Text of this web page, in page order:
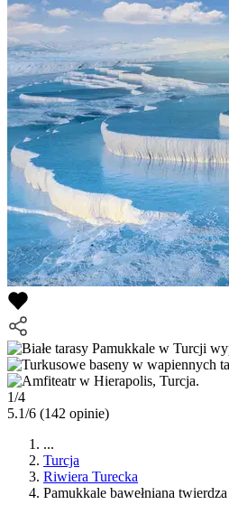
1/4
5.1/6 (142 opinie)
...
Turcja
Riwiera Turecka
Pamukkale bawełniana twierdza